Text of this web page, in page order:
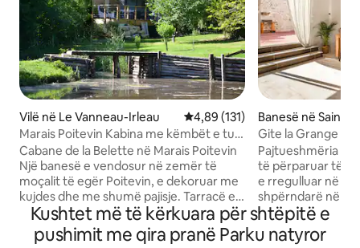
Vilë në Le Vanneau-Irleau Vlerësimi mesatar 4,89 nga 5,
4,89 (131)
Marais Poitevin Kabina me këmbët e tua
në ujë
Cabane de la Belette në Marais Poitevin
Një banesë e vendosur në zemër të
moçalit të egër Poitevin, e dekoruar me
kujdes dhe me shumë pajisje. Tarracë e
madhe pa fqinjë përballë me pamje
mahnitëse të një pellgu privat, ideale për
t'u çlodhur ose për të peshkuar me një
Banesë në Saint-
eugné
Gite la Grange du
Pajtueshmëria
të përparuar të
e rregulluar në
shpërndarë në 2
Dhomë ndenjjeje
ambient
dhomë gjumi me
Kushtet më të kërkuara për shtëpitë e
pushimit me qira pranë Parku natyror